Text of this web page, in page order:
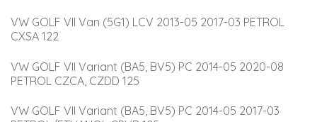
VW GOLF VII Van (5G1) LCV 2013-05 2017-03 PETROL
CXSA 122
VW GOLF VII Variant (BA5, BV5) PC 2014-05 2020-08
PETROL CZCA, CZDD 125
VW GOLF VII Variant (BA5, BV5) PC 2014-05 2017-03